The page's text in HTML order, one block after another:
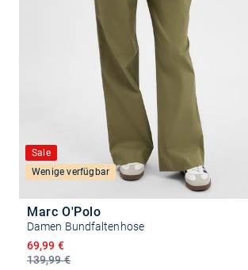
Sale
Wenige verfügbar
Marc O'Polo
Damen Bundfaltenhose
139,99 €
Ermäßigter Preis
69,99 €